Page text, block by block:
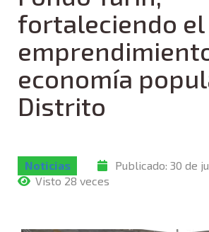
fortaleciendo el
economía
Distrito
Noticias Publicado:30 de
Visto 28 veces